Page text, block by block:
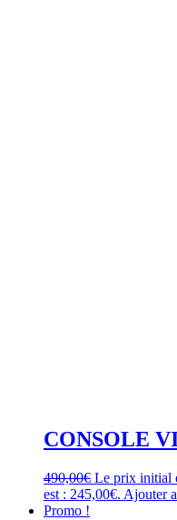
CONSOLE
490,00€ Le prix initial
est : 245,00€. Ajouter
Promo !